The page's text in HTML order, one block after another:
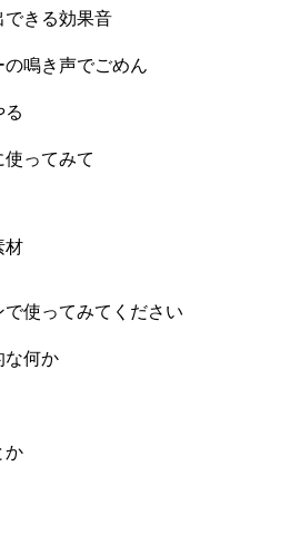
できる効果音
鳴き声でごめん
る
ってみて
材
使ってみてください
な何か
か